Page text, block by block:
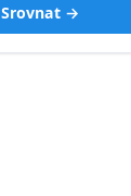
Srovnat →